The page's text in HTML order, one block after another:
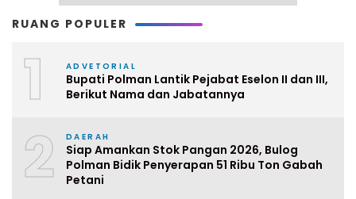
RUANG POPULER
1 ADVETORIAL
Bupati Polman Lantik Pejabat Eselon II dan III,
Berikut Nama dan Jabatannya
2 DAERAH
Siap Amankan Stok Pangan 2026, Bulog
Polman Bidik Penyerapan 51 Ribu Ton Gabah
Petani